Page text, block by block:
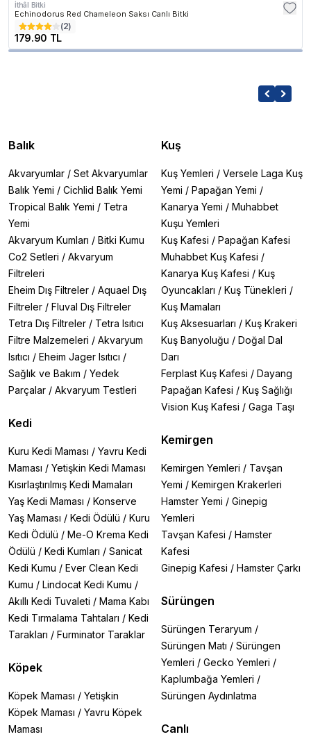
İthâl Bitki
Echinodorus Red Chameleon Saksı Canlı Bitki
(2)
179.90 TL
Balık
Akvaryumlar / Set Akvaryumlar
Balık Yemi / Cichlid Balık Yemi
Tropical Balık Yemi / Tetra
Yemi
Akvaryum Kumları / Bitki Kumu
Co2 Setleri / Akvaryum
Filtreleri
Eheim Dış Filtreler / Aquael Dış
Filtreler / Fluval Dış Filtreler
Tetra Dış Filtreler / Tetra Isıtıcı
Filtre Malzemeleri / Akvaryum
Isıtıcı / Eheim Jager Isıtıcı /
Sağlık ve Bakım / Yedek
Parçalar / Akvaryum Testleri
Kedi
Kuru Kedi Maması / Yavru Kedi
Maması / Yetişkin Kedi Maması
Kısırlaştırılmış Kedi Mamaları
Yaş Kedi Maması / Konserve
Yaş Maması / Kedi Ödülü / Kuru
Kedi Ödülü / Me-O Krema Kedi
Ödülü / Kedi Kumları / Sanicat
Kedi Kumu / Ever Clean Kedi
Kumu / Lindocat Kedi Kumu /
Akıllı Kedi Tuvaleti / Mama Kabı
Kedi Tırmalama Tahtaları / Kedi
Tarakları / Furminator Taraklar
Köpek
Köpek Maması / Yetişkin
Köpek Maması / Yavru Köpek
Maması
Kuş
Kuş Yemleri / Versele Laga Kuş
Yemi / Papağan Yemi /
Kanarya Yemi / Muhabbet
Kuşu Yemleri
Kuş Kafesi / Papağan Kafesi
Muhabbet Kuş Kafesi /
Kanarya Kuş Kafesi / Kuş
Oyuncakları / Kuş Tünekleri /
Kuş Mamaları
Kuş Aksesuarları / Kuş Krakeri
Kuş Banyoluğu / Doğal Dal
Darı
Ferplast Kuş Kafesi / Dayang
Papağan Kafesi / Kuş Sağlığı
Vision Kuş Kafesi / Gaga Taşı
Kemirgen
Kemirgen Yemleri / Tavşan
Yemi / Kemirgen Krakerleri
Hamster Yemi / Ginepig
Yemleri
Tavşan Kafesi / Hamster
Kafesi
Ginepig Kafesi / Hamster Çarkı
Sürüngen
Sürüngen Teraryum /
Sürüngen Matı / Sürüngen
Yemleri / Gecko Yemleri /
Kaplumbağa Yemleri /
Sürüngen Aydınlatma
Canlı